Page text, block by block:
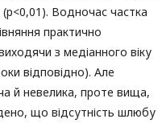
(р<0,01). Водночас частка
практично
з медіанного віку
відповідно). Але
й невелика, проте вища,
що відсутність шлюбу